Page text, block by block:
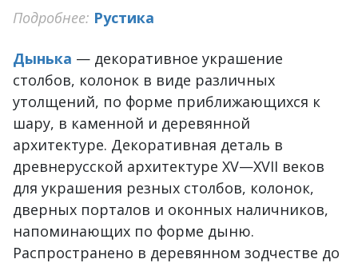
Подробнее: Рустика
Дынька — декоративное украшение
столбов, колонок в виде различных
утолщений, по форме приближающихся к
шару, в каменной и деревянной
архитектуре. Декоративная деталь в
древнерусской архитектуре XV—XVII веков
для украшения резных столбов, колонок,
дверных порталов и оконных наличников,
напоминающих по форме дыню.
Распространено в деревянном зодчестве до